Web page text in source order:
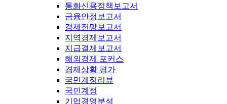
통화신용정책보고서
금융안정보고서
경제전망보고서
지역경제보고서
지급결제보고서
해외경제 포커스
경제상황 평가
국민계정리뷰
국민계정
기업경영분석